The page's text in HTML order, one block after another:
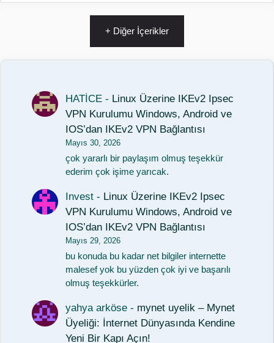
+ Diğer İçerikler
HATİCE - Linux Üzerine IKEv2 Ipsec
VPN Kurulumu Windows, Android ve
IOS’dan IKEv2 VPN Bağlantısı
Mayıs 30, 2026
çok yararlı bir paylaşım olmuş teşekkür
ederim çok işime yarıcak.
Invest - Linux Üzerine IKEv2 Ipsec
VPN Kurulumu Windows, Android ve
IOS’dan IKEv2 VPN Bağlantısı
Mayıs 29, 2026
bu konuda bu kadar net bilgiler internette
malesef yok bu yüzden çok iyi ve başarılı
olmuş teşekkürler.
yahya arköse - mynet uyelik – Mynet
Üyeliği: İnternet Dünyasında Kendine
Yeni Bir Kapı Açın!